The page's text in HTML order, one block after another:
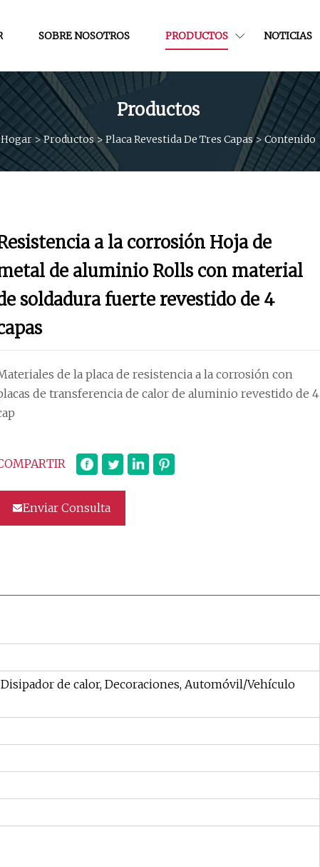
SOBRE NOSOTROS PRODUCTOS NOTICIAS
Productos
Hogar >Productos > Placa Revestida De Tres Capas> Contenido
a la corrosión Hoja de
de aluminio Rolls con material
soldadura fuerte revestido de 4
de la placa de resistencia a la corrosión con
de transferencia de calor de aluminio revestido de 4
Enviar Consulta
de calor, Decoraciones, Automóvil/Vehículo